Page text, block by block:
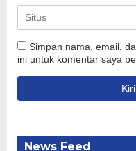
Simpan nama, email,
ini untuk komentar saya
News Feed